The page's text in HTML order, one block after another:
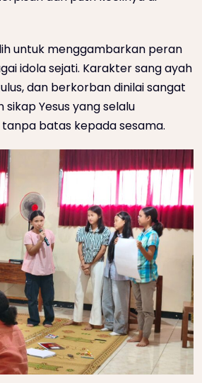
untuk menggambarkan peran
idola sejati. Karakter sang ayah
dan berkorban dinilai sangat
Yesus yang selalu
batas kepada sesama.